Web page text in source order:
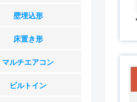
壁埋込形
床置き形
マルチエアコン
ビルトイン